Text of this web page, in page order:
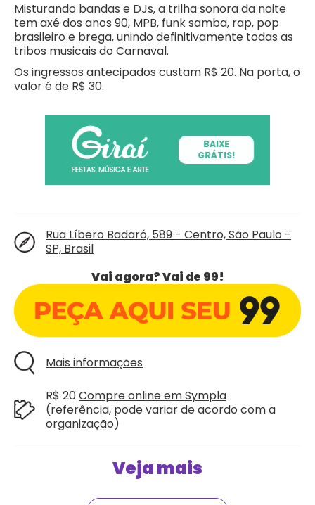
Misturando bandas e DJs, a trilha sonora da noite
tem axé dos anos 90, MPB, funk samba, rap, pop
brasileiro e brega, unindo definitivamente todas as
tribos musicais do Carnaval.
Os ingressos antecipados custam R$ 20. Na porta, o
valor é de R$ 30.
Rua Líbero Badaró, 589 - Centro, São Paulo -
SP, Brasil
Vai agora? Vai de 99!
Mais informações
R$ 20Compre online em Sympla
(referência, pode variar de acordo com a
organização)
Veja mais